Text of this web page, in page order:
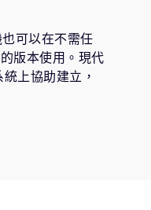
可以在不需任
版本使用。現代
上協助建立，